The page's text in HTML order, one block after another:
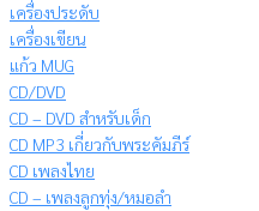
เครื่องประดับ
เครื่องเขียน
แก้ว MUG
CD/DVD
CD – DVD สำหรับเด็ก
CD MP3 เกี่ยวกับพระคัมภีร์
CD เพลงไทย
CD – เพลงลูกทุ่ง/หมอลำ